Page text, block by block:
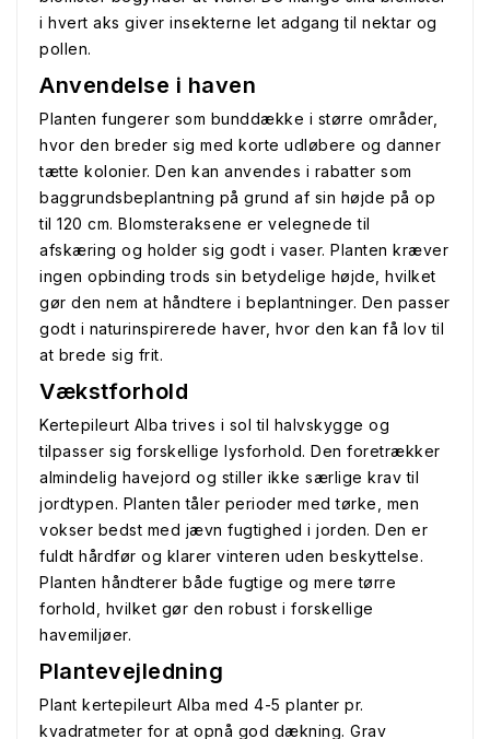
i hvert aks giver insekterne let adgang til nektar og
pollen.
Anvendelse i haven
Planten fungerer som bunddække i større områder,
hvor den breder sig med korte udløbere og danner
tætte kolonier. Den kan anvendes i rabatter som
baggrundsbeplantning på grund af sin højde på op
til 120 cm. Blomsteraksene er velegnede til
afskæring og holder sig godt i vaser. Planten kræver
ingen opbinding trods sin betydelige højde, hvilket
gør den nem at håndtere i beplantninger. Den passer
godt i naturinspirerede haver, hvor den kan få lov til
at brede sig frit.
Vækstforhold
Kertepileurt Alba trives i sol til halvskygge og
tilpasser sig forskellige lysforhold. Den foretrækker
almindelig havejord og stiller ikke særlige krav til
jordtypen. Planten tåler perioder med tørke, men
vokser bedst med jævn fugtighed i jorden. Den er
fuldt hårdfør og klarer vinteren uden beskyttelse.
Planten håndterer både fugtige og mere tørre
forhold, hvilket gør den robust i forskellige
havemiljøer.
Plantevejledning
Plant kertepileurt Alba med 4-5 planter pr.
kvadratmeter for at opnå god dækning. Grav